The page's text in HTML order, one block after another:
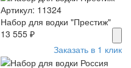
Артикул: 11324
Набор для водки "Престиж"
13 555 ₽
Заказать в 1 клик